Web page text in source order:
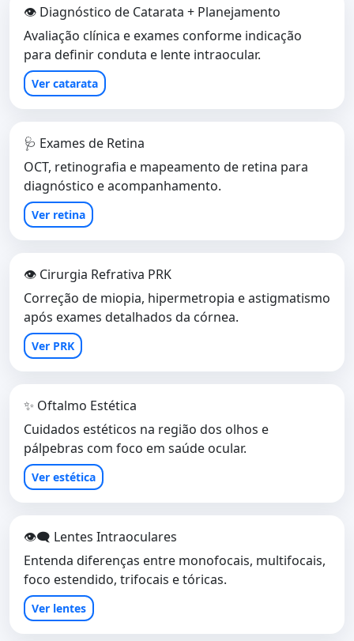
👁️ Diagnóstico de Catarata + Planejamento
Avaliação clínica e exames conforme indicação
para definir conduta e lente intraocular.
Ver catarata
🩺 Exames de Retina
OCT, retinografia e mapeamento de retina para
diagnóstico e acompanhamento.
Ver retina
👁️ Cirurgia Refrativa PRK
Correção de miopia, hipermetropia e astigmatismo
após exames detalhados da córnea.
Ver PRK
✨ Oftalmo Estética
Cuidados estéticos na região dos olhos e
pálpebras com foco em saúde ocular.
Ver estética
👁️‍🗨️ Lentes Intraoculares
Entenda diferenças entre monofocais, multifocais,
foco estendido, trifocais e tóricas.
Ver lentes